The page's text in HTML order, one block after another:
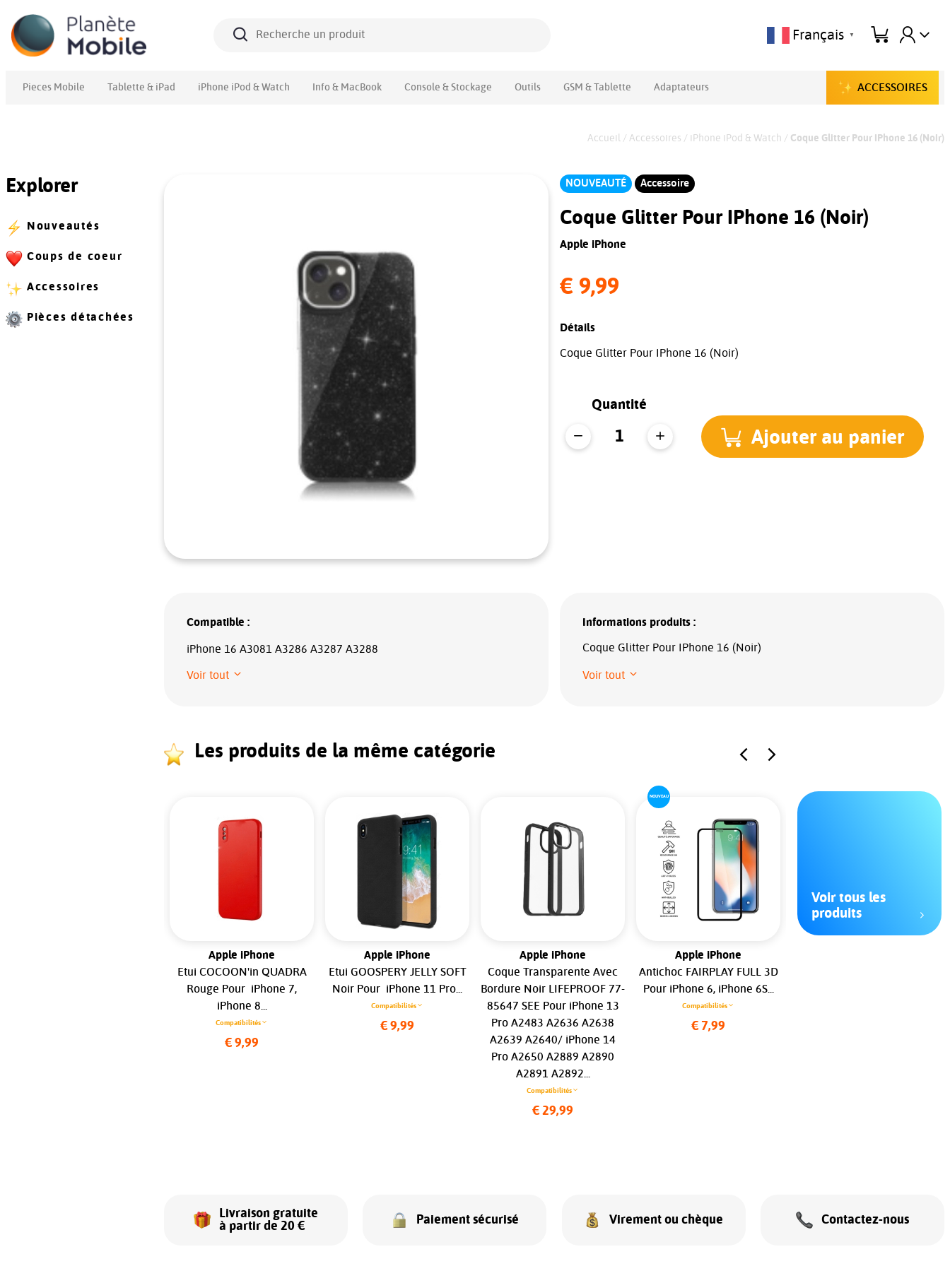
Pieces Mobile Tablette & iPad iPhone iPod & Watch Info & MacBook Console & Stockage Outils GSM & Tablette Adaptateurs ACCESSOIRES
Français ▼
Accueil / Accessoires / iPhone iPod & Watch / Coque Glitter Pour IPhone 16 (Noir)
Explorer
Nouveautés
Coups de coeur
Accessoires
Pièces détachées
NOUVEAUTÉ Accessoire
Coque Glitter Pour IPhone 16 (Noir)
Apple iPhone
€ 9,99
Détails
Coque Glitter Pour IPhone 16 (Noir)
Quantité
Ajouter au panier
Compatible :
iPhone 16 A3081 A3286 A3287 A3288
Voir tout
Informations produits :
Coque Glitter Pour IPhone 16 (Noir)
Voir tout
Les produits de la même catégorie
Apple iPhone
Etui COCOON'in QUADRA
Rouge Pour iPhone 7,
iPhone 8...
Compatibilités
€ 9,99
Apple iPhone
Etui GOOSPERY JELLY SOFT
Noir Pour iPhone 11 Pro...
Compatibilités
€ 9,99
Apple iPhone
Coque Transparente Avec
Bordure Noir LIFEPROOF 77-
85647 SEE Pour iPhone 13
Pro A2483 A2636 A2638
A2639 A2640/ iPhone 14
Pro A2650 A2889 A2890
A2891 A2892...
Compatibilités
€ 29,99
NOUVEAU
Apple iPhone
Antichoc FAIRPLAY FULL 3D
Pour iPhone 6, iPhone 6S...
Compatibilités
€ 7,99
Voir tous les
produits
Livraison gratuite
à partir de 20 €
Paiement sécurisé Virement ou chèque Contactez-nous